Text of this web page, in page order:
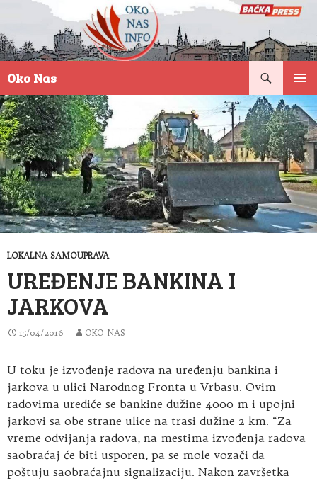
Oko Nas
NA
SADRŽAJ
LOKALNA SAMOUPRAVA
UREĐENJE BANKINA I
JARKOVA
15/04/2016 OKO NAS
U toku je izvođenje radova na uređenju bankina i
jarkova u ulici Narodnog Fronta u Vrbasu. Ovim
radovima urediće se bankine dužine 4000 m i upojni
jarkovi sa obe strane ulice na trasi dužine 2 km. “Za
vreme odvijanja radova, na mestima izvođenja radova
saobraćaj će biti usporen, pa se mole vozači da
poštuju saobraćajnu signalizaciju. Nakon završetka